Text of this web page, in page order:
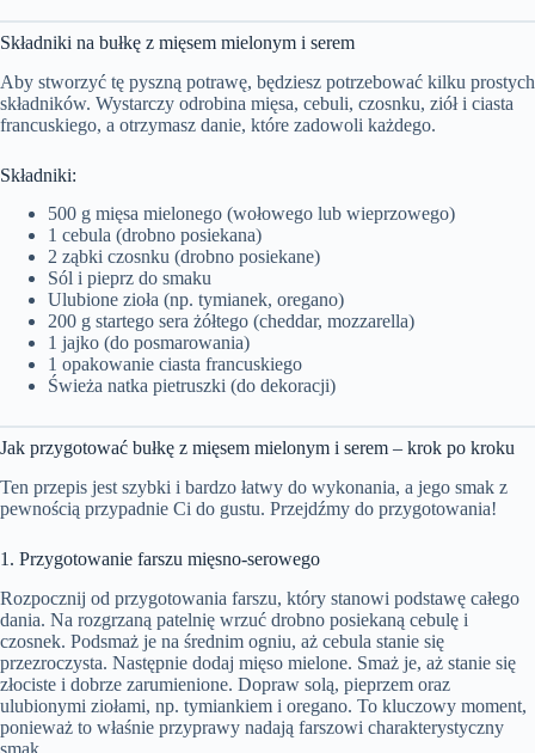
Składniki na bułkę z mięsem mielonym i serem
Aby stworzyć tę pyszną potrawę, będziesz potrzebować kilku prostych
składników. Wystarczy odrobina mięsa, cebuli, czosnku, ziół i ciasta
francuskiego, a otrzymasz danie, które zadowoli każdego.
Składniki:
500 g mięsa mielonego (wołowego lub wieprzowego)
1 cebula (drobno posiekana)
2 ząbki czosnku (drobno posiekane)
Sól i pieprz do smaku
Ulubione zioła (np. tymianek, oregano)
200 g startego sera żółtego (cheddar, mozzarella)
1 jajko (do posmarowania)
1 opakowanie ciasta francuskiego
Świeża natka pietruszki (do dekoracji)
Jak przygotować bułkę z mięsem mielonym i serem – krok po kroku
Ten przepis jest szybki i bardzo łatwy do wykonania, a jego smak z
pewnością przypadnie Ci do gustu. Przejdźmy do przygotowania!
1. Przygotowanie farszu mięsno-serowego
Rozpocznij od przygotowania farszu, który stanowi podstawę całego
dania. Na rozgrzaną patelnię wrzuć drobno posiekaną cebulę i
czosnek. Podsmaż je na średnim ogniu, aż cebula stanie się
przezroczysta. Następnie dodaj mięso mielone. Smaż je, aż stanie się
złociste i dobrze zarumienione. Dopraw solą, pieprzem oraz
ulubionymi ziołami, np. tymiankiem i oregano. To kluczowy moment,
ponieważ to właśnie przyprawy nadają farszowi charakterystyczny
smak.